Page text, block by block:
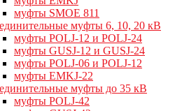
муфты SMOE 811
муфты 6, 10, 20 кВ
муфты POLJ-12 и POLJ-24
муфты GUSJ-12 и GUSJ-24
муфты POLJ-06 и POLJ-12
муфты EMKJ-22
муфты до 35 кВ
муфты POLJ-42